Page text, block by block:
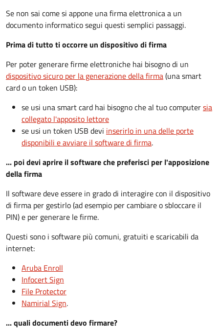
Se non sai come si appone una firma elettronica a un
documento informatico segui questi semplici passaggi.
Prima di tutto ti occorre un dispositivo di firma
Per poter generare firme elettroniche hai bisogno di un
dispositivo sicuro per la generazione della firma(una smart
card o un token USB):
se usi una smart card hai bisogno che al tuo computersia
collegato l'apposito lettore
se usi un token USB devi inserirlo in una delle porte
disponibili e avviare il software di firma.
... poi devi aprire il software che preferisci per l'apposizione
della firma
Il software deve essere in grado di interagire con il dispositivo
di firma per gestirlo (ad esempio per cambiare o sbloccare il
PIN) e per generare le firme.
Questi sono i software più comuni, gratuiti e scaricabili da
internet:
Aruba Enroll
Infocert Sign
File Protector
Namirial Sign.
... quali documenti devo firmare?